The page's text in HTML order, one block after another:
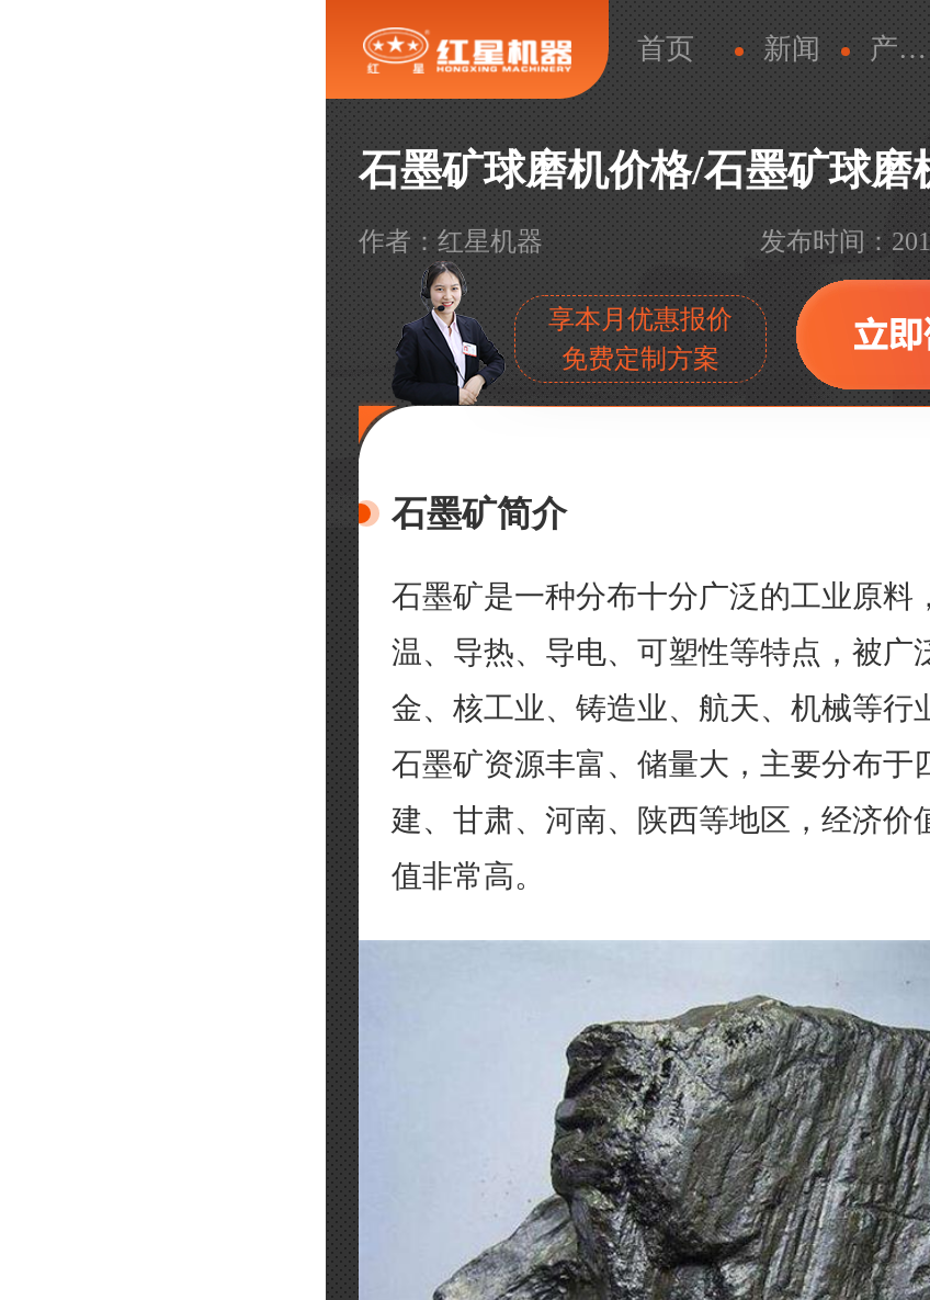
首页 新闻 产品新闻
石墨矿球磨机价格/石墨矿球磨
作者：红星机器 发布时间：
享本月优惠报价
免费定制方案
石墨矿简介
石墨矿是一种分布十分广泛的工业原料
温、导热、导电、可塑性等特点，被广
金、核工业、铸造业、航天、机械等行
石墨矿资源丰富、储量大，主要分布于
建、甘肃、河南、陕西等地区，经济价
值非常高。